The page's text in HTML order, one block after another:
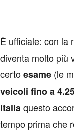
È ufficiale: con la
diventa molto più
certoesame (le
veicoli fino a
Italiaquesto
tempo prima che